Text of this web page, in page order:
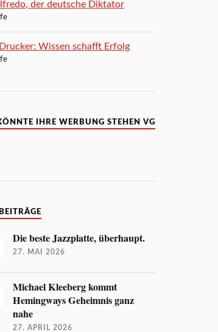
der deutsche Diktator
Wissen schafft Erfolg
IHRE WERBUNG STEHEN VG
Die beste Jazzplatte, überhaupt.
27. MAI 2026
Michael Kleeberg kommt
Hemingways Geheimnis ganz
nahe
27. APRIL 2026